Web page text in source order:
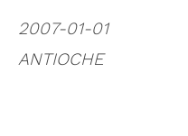
2007-01-01
ANTIOCHE